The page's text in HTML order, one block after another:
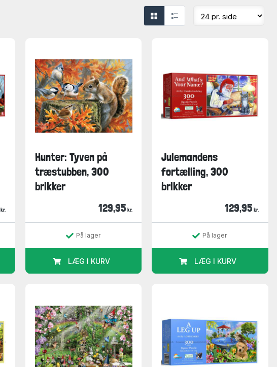
kr.
Hunter: Tyven på
træstubben, 300
brikker
129,95 kr.
På lager
LÆG I KURV
Julemandens
fortælling, 300
brikker
129,95 kr.
På lager
LÆG I KURV